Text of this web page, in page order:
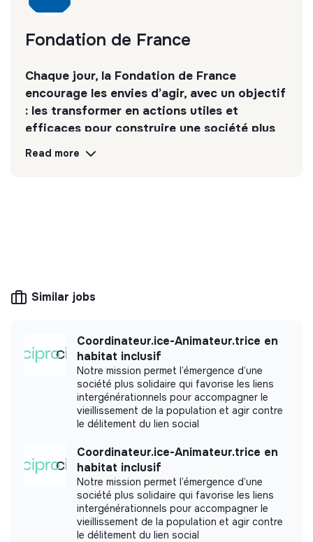
Fondation de France
Chaque jour, la Fondation de France
encourage les envies d’agir, avec un objectif
: les transformer en actions utiles et
efficaces pour construire une société plus
digne et plus juste.
CSR consulting, training, raising awareness of
More information
Website
Foundation
employees
Impact study
Read more
Similar jobs
Coordinateur.ice-Animateur.trice en
habitat inclusif
Notre mission permet l’émergence d’une
société plus solidaire qui favorise les liens
intergénérationnels pour accompagner le
vieillissement de la population et agir contre
le délitement du lien social
Coordinateur.ice-Animateur.trice en
habitat inclusif
Notre mission permet l’émergence d’une
société plus solidaire qui favorise les liens
intergénérationnels pour accompagner le
vieillissement de la population et agir contre
le délitement du lien social